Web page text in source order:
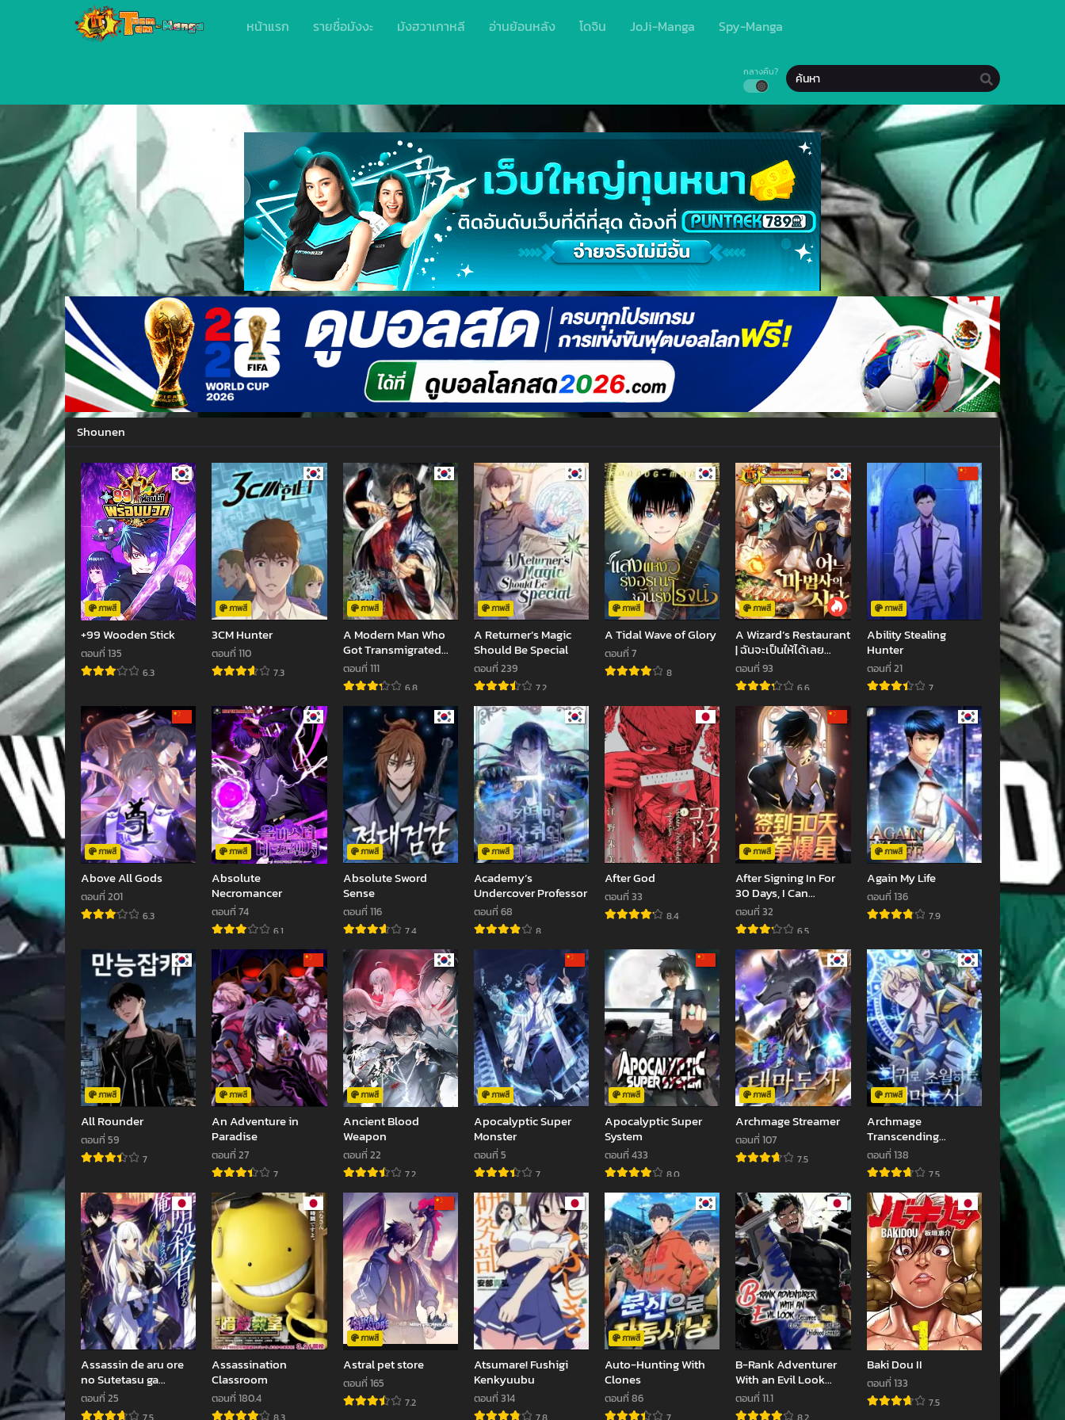
หน้าแรก รายชื่อมังงะ มังฮวาเกาหลี อ่านย้อนหลัง โดจิน JoJi-Manga Spy-Manga
กลางคืน?
Shounen
ภาพสี
+99 Wooden Stick
ตอนที่ 135
6.3
ภาพสี
3CM Hunter
ตอนที่ 110
7.3
ภาพสี
A Modern Man Who
Got Transmigrated
Into the Murim World
ตอนที่ 111
6.8
ภาพสี
A Returner’s Magic
Should Be Special
ตอนที่ 239
7.2
ภาพสี
A Tidal Wave of Glory
ตอนที่ 7
8
ภาพสี
A Wizard’s Restaurant
| ฉันจะเป็นให้ได้เลย
มาสเตอร์เชฟในต่างโลก
ตอนที่ 93
6.6
ภาพสี
Ability Stealing
Hunter
ตอนที่ 21
7
ภาพสี
Above All Gods
ตอนที่ 201
6.3
ภาพสี
Absolute
Necromancer
ตอนที่ 74
6.1
ภาพสี
Absolute Sword
Sense
ตอนที่ 116
7.4
ภาพสี
Academy’s
Undercover Professor
ตอนที่ 68
8
After God
ตอนที่ 33
8.4
ภาพสี
After Signing In For
30 Days, I Can
Annihilate Stars
ตอนที่ 32
6.5
ภาพสี
Again My Life
ตอนที่ 136
7.9
ภาพสี
All Rounder
ตอนที่ 59
7
ภาพสี
An Adventure in
Paradise
ตอนที่ 27
7
ภาพสี
Ancient Blood
Weapon
ตอนที่ 22
7.2
ภาพสี
Apocalyptic Super
Monster
ตอนที่ 5
7
ภาพสี
Apocalyptic Super
System
ตอนที่ 433
8.0
ภาพสี
Archmage Streamer
ตอนที่ 107
7.5
ภาพสี
Archmage
Transcending
Through Regression
ตอนที่ 138
7.5
Assassin de aru ore
no Sutetasu ga
Yuusha yori mo
Akiraka ni Tsuyoi
ตอนที่ 25
Assassination
Classroom
ตอนที่ 180.4
ภาพสี
Astral pet store
ตอนที่ 165
7.2
Atsumare! Fushigi
Kenkyuubu
ตอนที่ 314
ภาพสี
Auto-Hunting With
Clones
ตอนที่ 86
B-Rank Adventurer
With an Evil Look
Becomes a Daddy to
the Protagonist and
ตอนที่ 11.1
Baki Dou II
ตอนที่ 133
7.5